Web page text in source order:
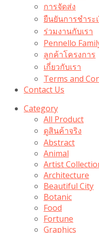
การจัดส่ง
ยืนยันการชำระ
ร่วมงานกับเรา
Pennello
ลูกค้าโครงการ
เกี่ยวกับเรา
Terms and
Contact Us
Category
All Product
ดูสินค้าจริง
Abstract
Animal
Artist
Architecture
Beautiful City
Botanic
Food
Fortune
Graphics